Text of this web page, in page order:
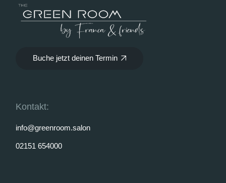
Buche jetzt deinen Termin
Kontakt:
info@greenroom.salon
02151 654000